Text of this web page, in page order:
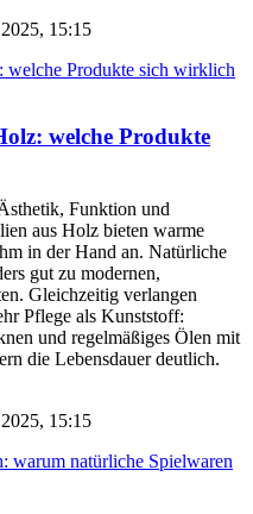
15:15
welche Produkte
Funktion und
aus Holz bieten warme
in der Hand an. Natürliche
gut zu modernen,
Gleichzeitig verlangen
Pflege als Kunststoff:
und regelmäßiges Ölen mit
die Lebensdauer deutlich.
15:15